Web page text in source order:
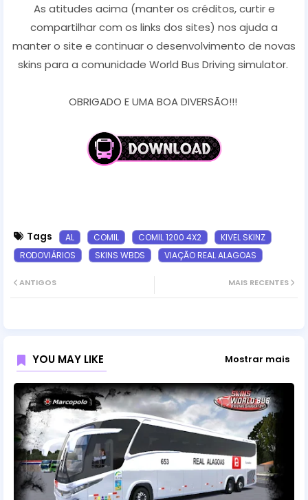
As atitudes acima (manter os créditos, curtir e
compartilhar com os links dos sites) nos ajuda a
manter o site e continuar o desenvolvimento de novas
skins para a comunidade World Bus Driving simulator.
OBRIGADO E UMA BOA DIVERSÃO!!!
Tags AL COMIL COMIL 1200 4X2
KIVEL SKINZ
RODOVIÁRIOS
SKINS WBDS VIAÇÃO REAL ALAGOAS
MAIS RECENTES
ANTIGOS
YOU MAY LIKE Mostrar mais